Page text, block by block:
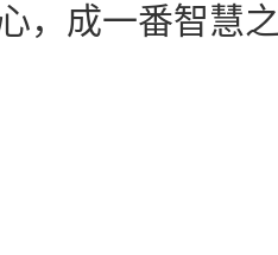
，成一番智慧